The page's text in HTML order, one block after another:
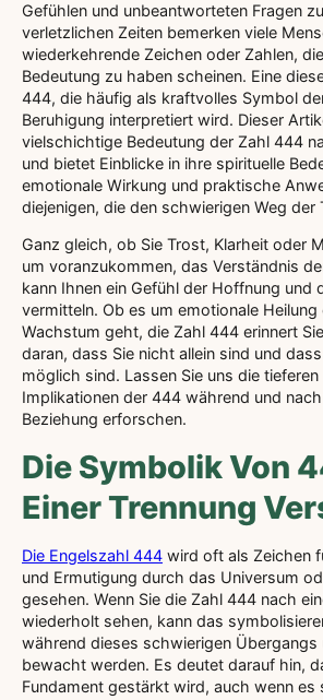
Gefühlen und unbeantworteten Fragen
verletzlichen Zeiten bemerken viele
wiederkehrende Zeichen oder Zahlen,
Bedeutung zu haben scheinen. Eine
444, die häufig als kraftvolles Symbol
Beruhigung interpretiert wird. Dieser
vielschichtige Bedeutung der Zahl 444
und bietet Einblicke in ihre spirituelle
emotionale Wirkung und praktische
diejenigen, die den schwierigen Weg der
Ganz gleich, ob Sie Trost, Klarheit oder
um voranzukommen, das Verständnis
kann Ihnen ein Gefühl der Hoffnung und
vermitteln. Ob es um emotionale
Wachstum geht, die Zahl 444 erinnert
daran, dass Sie nicht allein sind und
möglich sind. Lassen Sie uns die
Implikationen der 444 während und
Beziehung erforschen.
Die Symbolik Von
Einer Trennung
Die Engelszahl 444 wird oft als Zeichen
und Ermutigung durch das Universum
gesehen. Wenn Sie die Zahl 444 nach
wiederholt sehen, kann das
während dieses schwierigen Übergangs
bewacht werden. Es deutet darauf hin,
Fundament gestärkt wird, auch wenn es